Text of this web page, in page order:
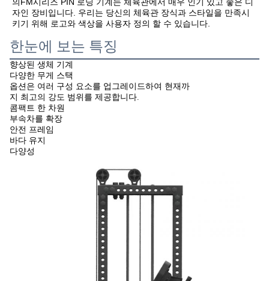
자인 장비입니다. 우리는 당신의 체육관 장식과 스타일을 만족시
키기 위해 로고와 색상을 사용자 정의 할 수 있습니다.
한눈에 보는 특징
향상된 생체 기계
다양한 무게 스택
옵션은 여러 구성 요소를 업그레이드하여 현재까
지 최고의 강도 범위를 제공합니다.
콤팩트 한 차원
부속차를 확장
안전 프레임
바다 유지
다양성